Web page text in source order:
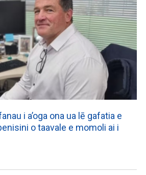
i a’oga ona ua lē gafatia e
o taavale e momoli ai i